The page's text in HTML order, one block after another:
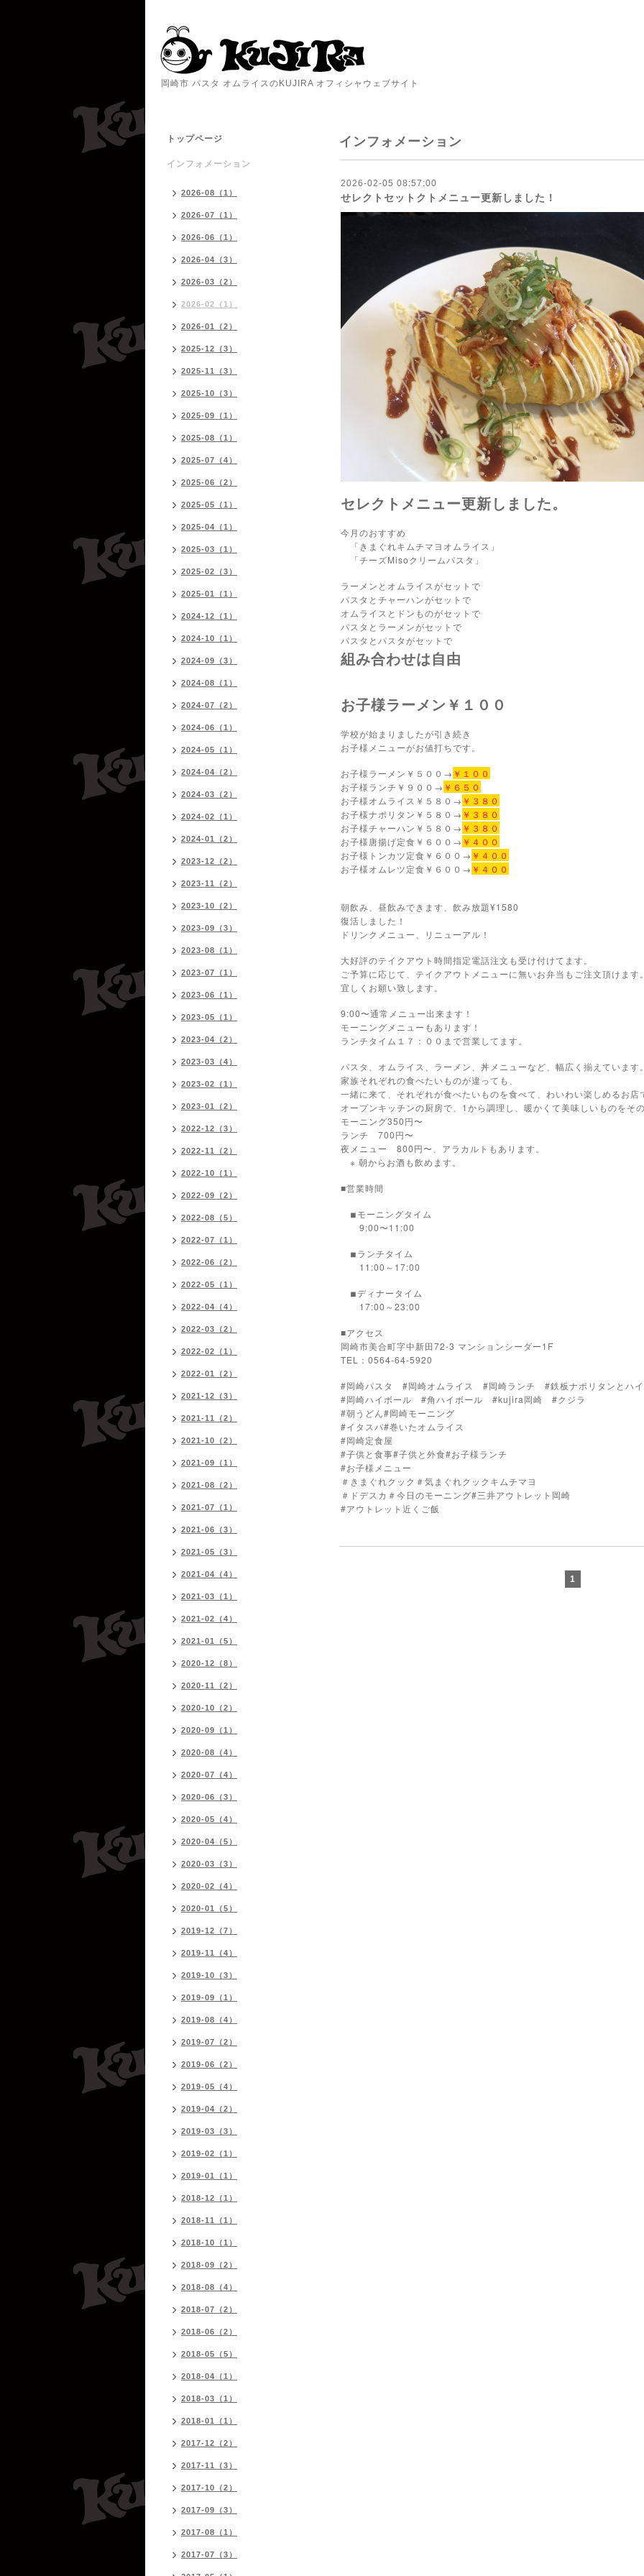
岡崎市 パスタ オムライスのKUJIRA オフィシャウェブサイト
インフォメーション
2026-02-05 08:57:00
せレクトセットクトメニュー更新しました！
セレクトメニュー更新しました。
今月のおすすめ
「きまぐれキムチマヨオムライス」
「チーズMisoクリームパスタ」
ラーメンとオムライスがセットで
パスタとチャーハンがセットで
オムライスとドンものがセットで
パスタとラーメンがセットで
パスタとパスタがセットで
組み合わせは自由
お子様ラーメン￥１００
学校が始まりましたが引き続き
お子様メニューがお値打ちです。
お子様ラーメン￥５００→ ￥１００
お子様ランチ￥９００→ ￥６５０
お子様オムライス￥５８０→ ￥３８０
お子様ナポリタン￥５８０→ ￥３８０
お子様チャーハン￥５８０→ ￥３８０
お子様唐揚げ定食￥６００→ ￥４００
お子様トンカツ定食￥６００→ ￥４００
お子様オムレツ定食￥６００→ ￥４００
朝飲み、昼飲みできます、飲み放題¥1580
復活しました！
ドリンクメニュー、リニューアル！
大好評のテイクアウト時間指定電話注文も受け付けてます。
ご予算に応じて、テイクアウトメニューに無いお弁当もご注文頂けます
宜しくお願い致します。
9:00〜通常メニュー出来ます！
モーニングメニューもあります！
ランチタイム１７：００まで営業してます。
パスタ、オムライス、ラーメン、丼メニューなど、幅広く揃えています
家族それぞれの食べたいものが違っても、
一緒に来て、それぞれが食べたいものを食べて、わいわい楽しめるお店
オープンキッチンの厨房で、1から調理し、暖かくて美味しいものをそ
モーニング350円〜
ランチ 700円〜
夜メニュー 800円〜、アラカルトもあります。
※ 朝からお酒も飲めます。
■営業時間
◾︎ モーニングタイム
9:00〜11:00
◾︎ ランチタイム
11:00～17:00
◾︎ディナータイム
17:00～23:00
■アクセス
岡崎市美合町字中新田72-3 マンションシーダー1F
TEL：0564-64-5920
#岡崎パスタ #岡崎オムライス #岡崎ランチ #鉄板ナポリタンとハ
#岡崎ハイボール #角ハイボール #kujira岡崎 #クジラ
#朝うどん#岡崎モーニング
#イタスパ#巻いたオムライス
#岡崎定食屋
#子供と食事#子供と外食#お子様ランチ
#お子様メニュー
＃きまぐれクック＃気まぐれクックキムチマヨ
＃ドデスカ＃今日のモーニング#三井アウトレット岡崎
#アウトレット近くご飯
1
トップページ
インフォメーション
2026-08（1）
2026-07（1）
2026-06（1）
2026-04（3）
2026-03（2）
2026-02（1）
2026-01（2）
2025-12（3）
2025-11（3）
2025-10（3）
2025-09（1）
2025-08（1）
2025-07（4）
2025-06（2）
2025-05（1）
2025-04（1）
2025-03（1）
2025-02（3）
2025-01（1）
2024-12（1）
2024-10（1）
2024-09（3）
2024-08（1）
2024-07（2）
2024-06（1）
2024-05（1）
2024-04（2）
2024-03（2）
2024-02（1）
2024-01（2）
2023-12（2）
2023-11（2）
2023-10（2）
2023-09（3）
2023-08（1）
2023-07（1）
2023-06（1）
2023-05（1）
2023-04（2）
2023-03（4）
2023-02（1）
2023-01（2）
2022-12（3）
2022-11（2）
2022-10（1）
2022-09（2）
2022-08（5）
2022-07（1）
2022-06（2）
2022-05（1）
2022-04（4）
2022-03（2）
2022-02（1）
2022-01（2）
2021-12（3）
2021-11（2）
2021-10（2）
2021-09（1）
2021-08（2）
2021-07（1）
2021-06（3）
2021-05（3）
2021-04（4）
2021-03（1）
2021-02（4）
2021-01（5）
2020-12（8）
2020-11（2）
2020-10（2）
2020-09（1）
2020-08（4）
2020-07（4）
2020-06（3）
2020-05（4）
2020-04（5）
2020-03（3）
2020-02（4）
2020-01（5）
2019-12（7）
2019-11（4）
2019-10（3）
2019-09（1）
2019-08（4）
2019-07（2）
2019-06（2）
2019-05（4）
2019-04（2）
2019-03（3）
2019-02（1）
2019-01（1）
2018-12（1）
2018-11（1）
2018-10（1）
2018-09（2）
2018-08（4）
2018-07（2）
2018-06（2）
2018-05（5）
2018-04（1）
2018-03（1）
2018-01（1）
2017-12（2）
2017-11（3）
2017-10（2）
2017-09（3）
2017-08（1）
2017-07（3）